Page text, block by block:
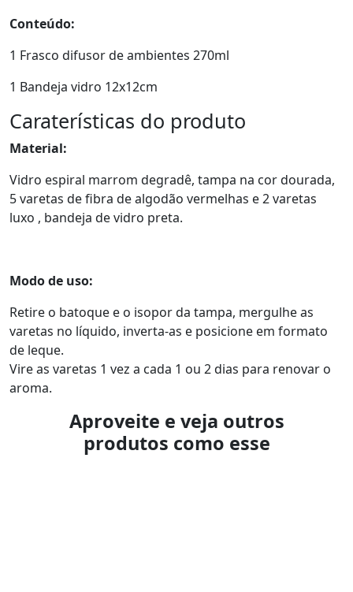
Conteúdo:
1 Frasco difusor de ambientes 270ml
1 Bandeja vidro 12x12cm
Caraterísticas do produto
Material:
Vidro espiral marrom degradê, tampa na cor dourada,
5 varetas de fibra de algodão vermelhas e 2 varetas
luxo , bandeja de vidro preta.
Modo de uso:
Retire o batoque e o isopor da tampa, mergulhe as
varetas no líquido, inverta-as e posicione em formato
de leque.
Vire as varetas 1 vez a cada 1 ou 2 dias para renovar o
aroma.
Aproveite e veja outros
produtos como esse